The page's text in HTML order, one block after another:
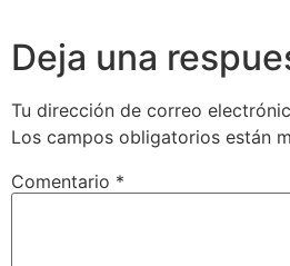
Deja una
Tu dirección de correo
Los campos obligatorios están
Comentario *